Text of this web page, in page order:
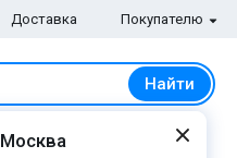
Доставка Покупателю
Найти